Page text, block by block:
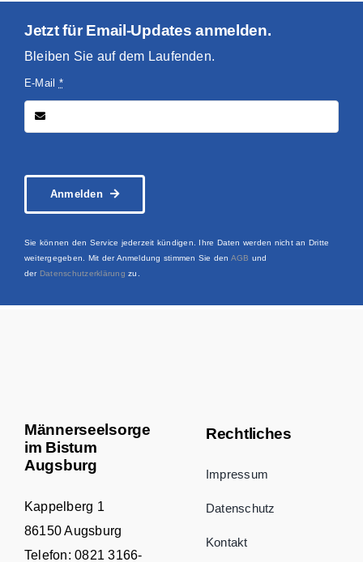
Jetzt für Email-Updates anmelden.
Bleiben Sie auf dem Laufenden.
E-Mail *
Anmelden
Sie können den Service jederzeit kündigen. Ihre Daten werden nicht an Dritte
weitergegeben. Mit der Anmeldung stimmen Sie den AGB und
der Datenschutzerklärung zu.
Männerseelsorge
im Bistum
Augsburg
Kappelberg 1
86150 Augsburg
Telefon:0821 3166-
Rechtliches
Impressum
Datenschutz
Kontakt